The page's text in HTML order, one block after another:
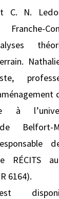
C. N.
Franche-
à
Belfort-
RÉCITS
6164).
est